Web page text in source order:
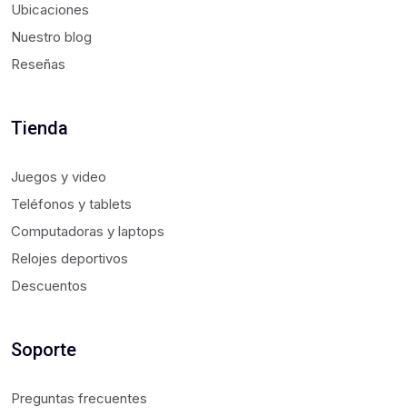
Ubicaciones
Nuestro blog
Reseñas
Tienda
Juegos y video
Teléfonos y tablets
Computadoras y laptops
Relojes deportivos
Descuentos
Soporte
Preguntas frecuentes